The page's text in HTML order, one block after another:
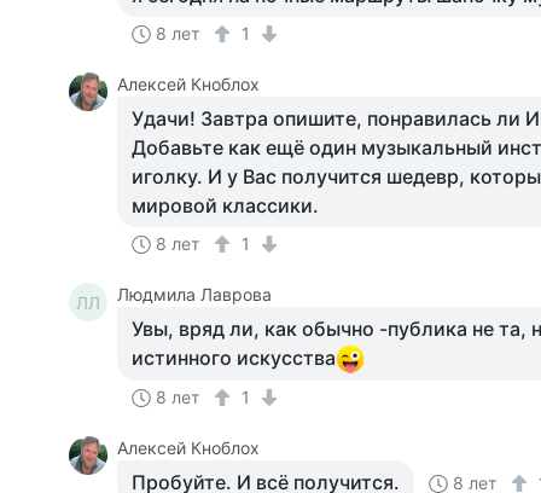
8 лет 1
Алексей Кноблох
Удачи! Завтра опишите, понравилась ли
Добавьте как ещё один музыкальный
иголку. И у Вас получится шедевр,
мировой классики.
8 лет 1
ЛЛ Людмила Лаврова
Увы, вряд ли, как обычно -публика не та,
истинного искусства
8 лет 1
Алексей Кноблох
Пробуйте. И всё получится. 8 лет